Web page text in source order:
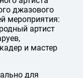
джазового
мероприятия:
артист
и мастер
для